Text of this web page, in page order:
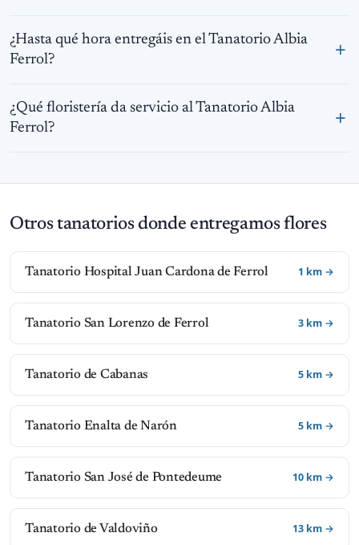
¿Hasta qué hora entregáis en el Tanatorio Albia
Ferrol?
¿Qué floristería da servicio al Tanatorio Albia
Ferrol?
Otros tanatorios donde entregamos flores
Tanatorio Hospital Juan Cardona de Ferrol 1 km →
Tanatorio San Lorenzo de Ferrol 3 km →
Tanatorio de Cabanas 5 km →
Tanatorio Enalta de Narón 5 km →
Tanatorio San José de Pontedeume 10 km →
Tanatorio de Valdoviño 13 km →